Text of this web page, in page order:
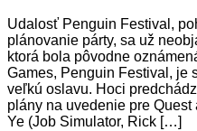
Udalosť Penguin Festival,
plánovanie párty, sa už
ktorá bola pôvodne
Games, Penguin Festival, je
veľkú oslavu. Hoci
plány na uvedenie pre
Ye (Job Simulator, Rick […]